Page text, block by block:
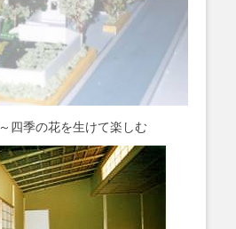
～四季の花を生けて楽しむ